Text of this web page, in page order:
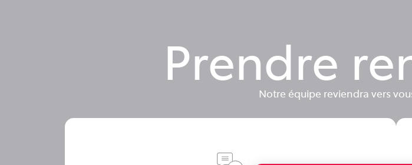
Prendre
Notre équipe reviendra vers